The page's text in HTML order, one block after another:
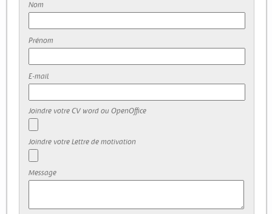
Nom
Prénom
E-mail
Joindre votre CV word ou OpenOffice
Joindre votre Lettre de motivation
Message